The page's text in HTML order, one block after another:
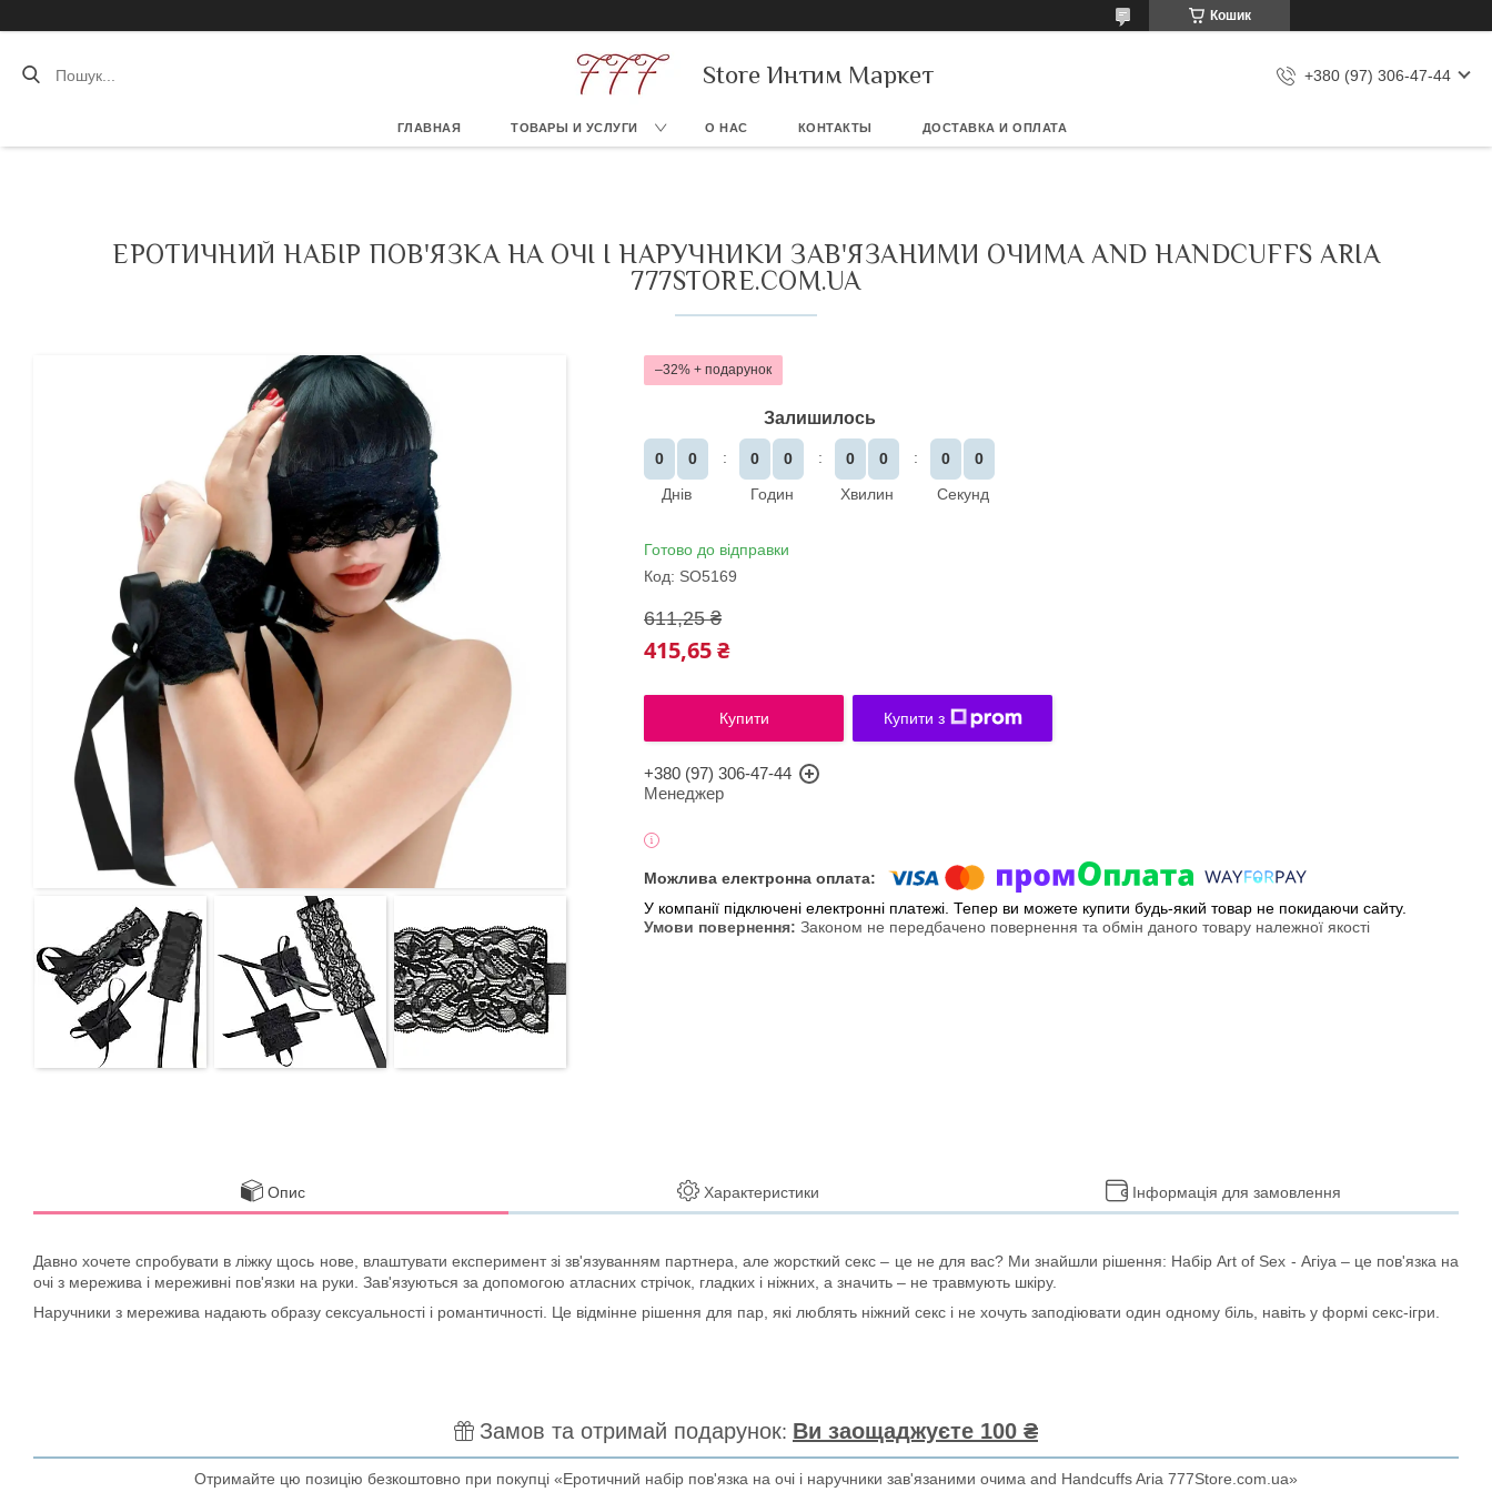
Кошик
Store Интим Маркет +380 (97) 306-47-44
ГЛАВНАЯ ТОВАРЫ И УСЛУГИ О НАС КОНТАКТЫ ДОСТАВКА И ОПЛАТА
ЕРОТИЧНИЙ НАБІР ПОВ'ЯЗКА НА ОЧІ І НАРУЧНИКИ ЗАВ'ЯЗАНИМИ ОЧИМА AND HANDCUFFS ARIA
777STORE.COM.UA
–32%
Залишилось
0
0
Днів
0
0
Годин
0
0
Хвилин
0
0
Секунд
Готово до відправки
Код: SO5169
611,25 ₴
415,65 ₴
Купити Купити з
+380 (97) 306-47-44
Менеджер
У компанії підключені електронні платежі. Тепер ви можете купити будь-який товар не покидаючи сайту.
Законом не передбачено повернення та обмін даного товару належної якості
Опис Характеристики Інформація для замовлення
Давно хочете спробувати в ліжку щось нове, влаштувати експеримент зі зв'язуванням партнера, але жорсткий секс – це не для вас? Ми знайшли рішення: Набір Art of Sex - Агіуа – це пов'язка на
очі з мережива і мереживні пов'язки на руки. Зав'язуються за допомогою атласних стрічок, гладких і ніжних, а значить – не травмують шкіру.
Наручники з мережива надають образу сексуальності і романтичності. Це відмінне рішення для пар, які люблять ніжний секс і не хочуть заподіювати один одному біль, навіть у формі секс-ігри.
Замов та отримай подарунок Ви заощаджуєте 100 ₴
Отримайте цю позицію безкоштовно при покупці «Еротичний набір пов'язка на очі і наручники зав'язаними очима and Handcuffs Aria 777Store.com.ua»